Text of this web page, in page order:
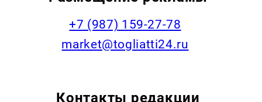
+7 (987) 159-27-78
market@togliatti24.ru
Контакты редакции